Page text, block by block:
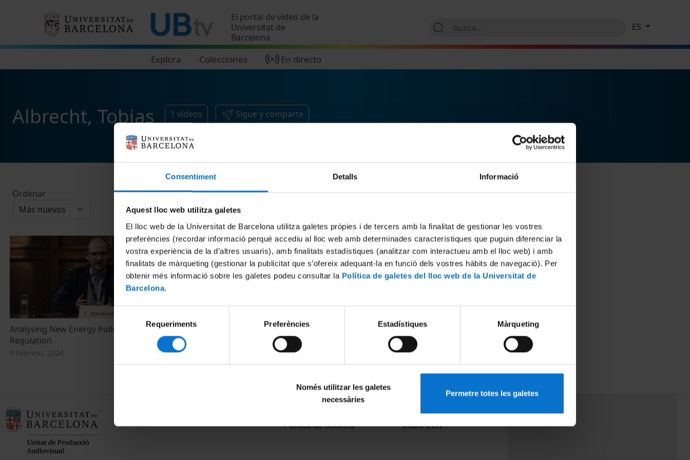
Consentiment Detalls Informació
Aquest lloc web utilitza galetes
El lloc web de la Universitat de Barcelona utilitza galetes pròpies i de tercers amb la finalitat de gestionar les vostres
preferències (recordar informació perquè accediu al lloc web amb determinades característiques que puguin diferenciar la
vostra experiència de la d’altres usuaris), amb finalitats estadístiques (analitzar com interactueu amb el lloc web) i amb
finalitats de màrqueting (gestionar la publicitat que s’ofereix adequant-la en funció dels vostres hàbits de navegació). Per
obtenir més informació sobre les galetes podeu consultar la Política de galetes del lloc web de la Universitat de
Barcelona.
consentiment
Requeriments Preferències Estadístiques Màrqueting
Només utilitzar les galetes
necessàries
Permetre totes les galetes
El portal de vídeo de la
Universitat de
Barcelona
Explora Colecciones En directo
ES
Albrecht, Tobias 1 vídeos Sigue y comparte
Ordenar
Analysing New Energy Policies and
Regulation
9 Febrero, 2024
Política de Cookies
Sobre UBtv